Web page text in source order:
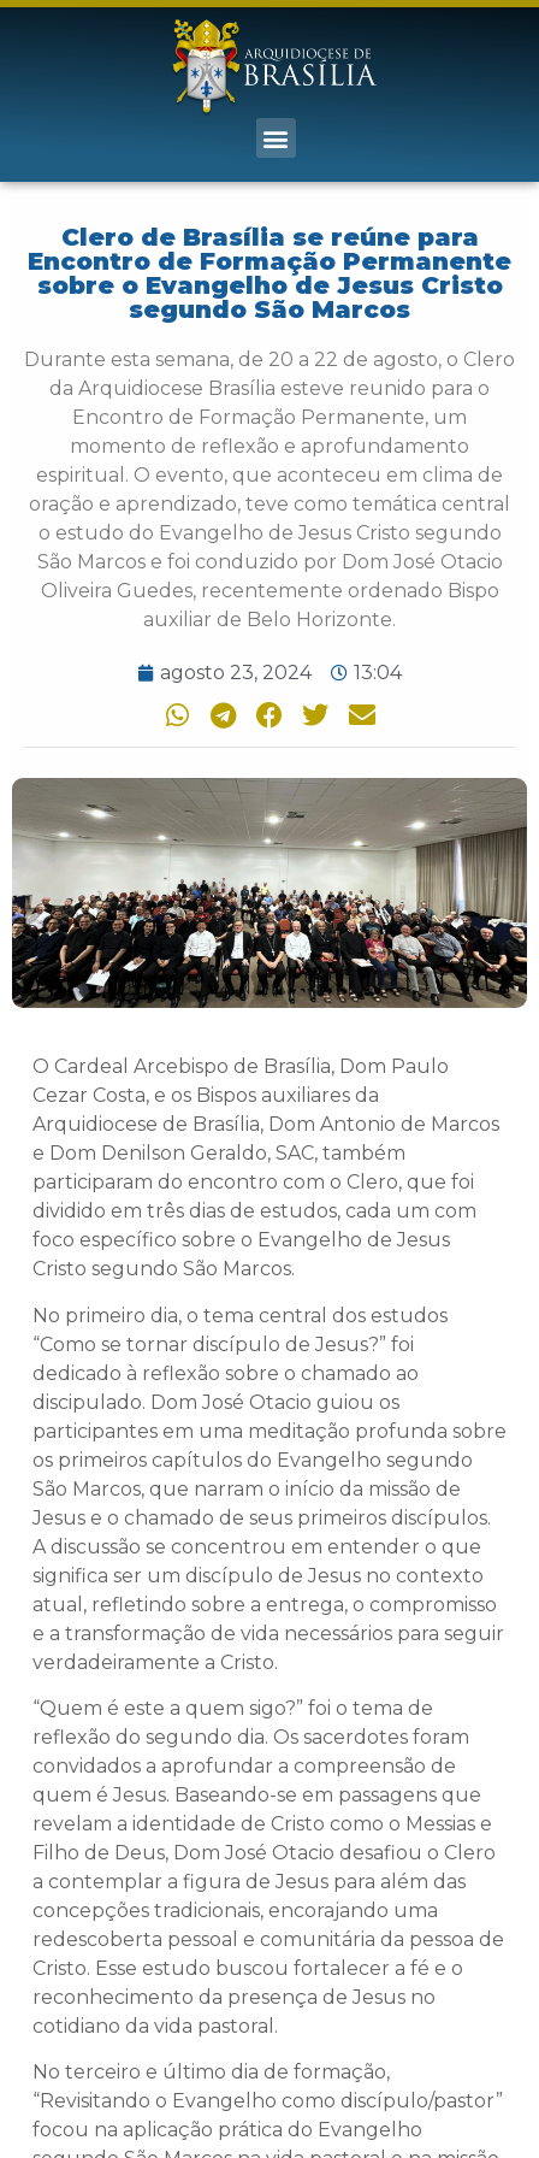
Clero de Brasília se reúne para
Encontro de Formação Permanente
sobre o Evangelho de Jesus Cristo
segundo São Marcos
Durante esta semana, de 20 a 22 de agosto, o Clero
da Arquidiocese Brasília esteve reunido para o
Encontro de Formação Permanente, um
momento de reflexão e aprofundamento
espiritual. O evento, que aconteceu em clima de
oração e aprendizado, teve como temática central
o estudo do Evangelho de Jesus Cristo segundo
São Marcos e foi conduzido por Dom José Otacio
Oliveira Guedes, recentemente ordenado Bispo
auxiliar de Belo Horizonte.
agosto 23, 2024 13:04
O Cardeal Arcebispo de Brasília, Dom Paulo
Cezar Costa, e os Bispos auxiliares da
Arquidiocese de Brasília, Dom Antonio de Marcos
e Dom Denilson Geraldo, SAC, também
participaram do encontro com o Clero, que foi
dividido em três dias de estudos, cada um com
foco específico sobre o Evangelho de Jesus
Cristo segundo São Marcos.
No primeiro dia, o tema central dos estudos
“Como se tornar discípulo de Jesus?” foi
dedicado à reflexão sobre o chamado ao
discipulado. Dom José Otacio guiou os
participantes em uma meditação profunda sobre
os primeiros capítulos do Evangelho segundo
São Marcos, que narram o início da missão de
Jesus e o chamado de seus primeiros discípulos.
A discussão se concentrou em entender o que
significa ser um discípulo de Jesus no contexto
atual, refletindo sobre a entrega, o compromisso
e a transformação de vida necessários para seguir
verdadeiramente a Cristo.
“Quem é este a quem sigo?” foi o tema de
reflexão do segundo dia. Os sacerdotes foram
convidados a aprofundar a compreensão de
quem é Jesus. Baseando-se em passagens que
revelam a identidade de Cristo como o Messias e
Filho de Deus, Dom José Otacio desafiou o Clero
a contemplar a figura de Jesus para além das
concepções tradicionais, encorajando uma
redescoberta pessoal e comunitária da pessoa de
Cristo. Esse estudo buscou fortalecer a fé e o
reconhecimento da presença de Jesus no
cotidiano da vida pastoral.
No terceiro e último dia de formação,
“Revisitando o Evangelho como discípulo/pastor”
focou na aplicação prática do Evangelho